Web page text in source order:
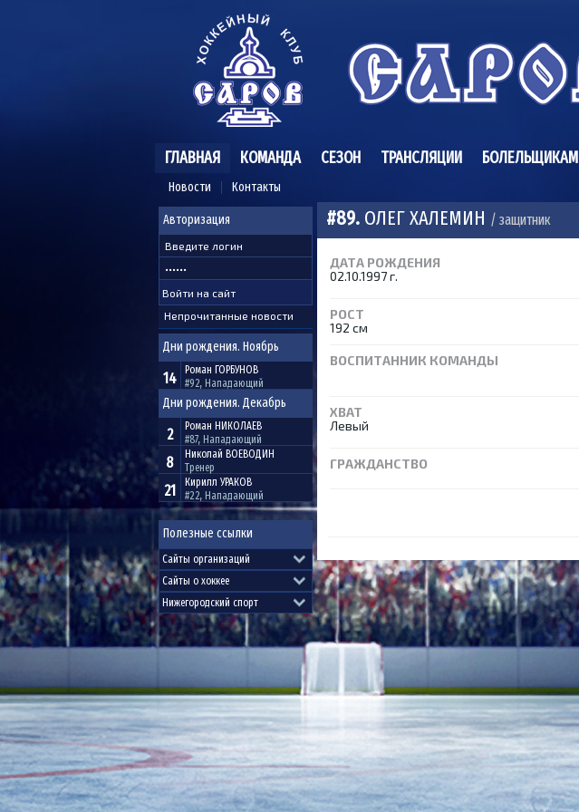
ГЛАВНАЯ
Новости Контакты
КОМАНДА СЕЗОН ТРАНСЛЯЦИИ БОЛЕЛЬЩИКАМ
Авторизация
Непрочитанные новости
Дни рождения. Ноябрь
14 Роман ГОРБУНОВ
#92, Нападающий
Дни рождения. Декабрь
2 Роман НИКОЛАЕВ
#87, Нападающий
8 Николай ВОЕВОДИН
Тренер
21 Кирилл УРАКОВ
#22, Нападающий
Полезные ссылки
#89. ОЛЕГ ХАЛЕМИН / защитник
ДАТА РОЖДЕНИЯ
02.10.1997 г.
РОСТ
192 см
ВОСПИТАННИК КОМАНДЫ
ХВАТ
Левый
ГРАЖДАНСТВО